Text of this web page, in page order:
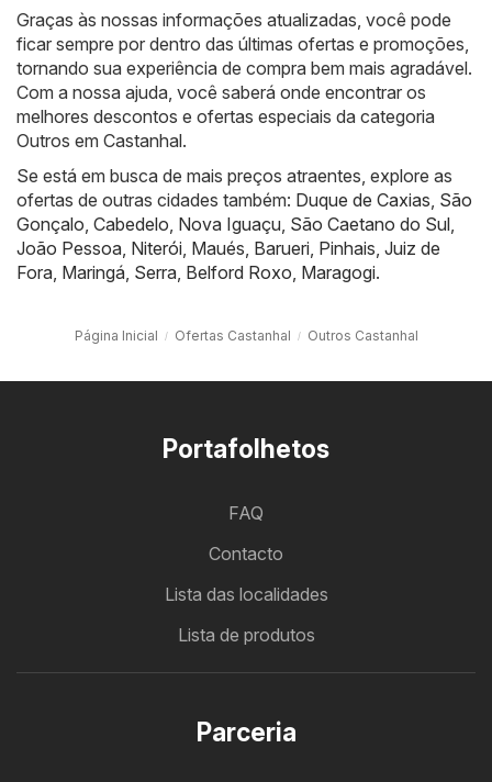
Graças às nossas informações atualizadas, você pode
ficar sempre por dentro das últimas ofertas e promoções,
tornando sua experiência de compra bem mais agradável.
Com a nossa ajuda, você saberá onde encontrar os
melhores descontos e ofertas especiais da categoria
Outros em Castanhal.
Se está em busca de mais preços atraentes, explore as
ofertas de outras cidades também: Duque de Caxias São
Gonçalo Cabedelo Nova Iguaçu São Caetano do Sul
João Pessoa Niterói Maués Barueri Pinhais Juiz de
Fora Maringá Serra Belford Roxo Maragogi.
Página Inicial Ofertas Castanhal Outros Castanhal
Portafolhetos
FAQ
Contacto
Lista das localidades
Lista de produtos
Parceria